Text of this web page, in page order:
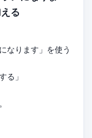
る
なります」を使う
る」